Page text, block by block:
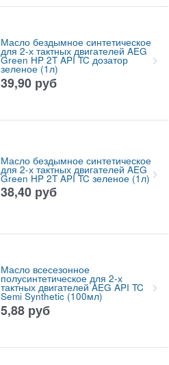
Масло бездымное синтетическое
для 2-х тактных двигателей AEG
Green HP 2T API TC дозатор
зеленое (1л)
39,90 руб
Масло бездымное синтетическое
для 2-х тактных двигателей AEG
Green HP 2T API TC зеленое (1л)
38,40 руб
Масло всесезонное
полусинтетическое для 2-х
тактных двигателей AEG API TC
Semi Synthetic (100мл)
5,88 руб